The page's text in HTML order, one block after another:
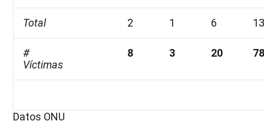
Total 2 1 6 13
#
Víctimas
8 3 20 78
Datos ONU